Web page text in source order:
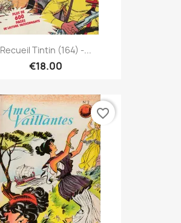
Recueil Tintin (164) -...
€18.00
favorite_border